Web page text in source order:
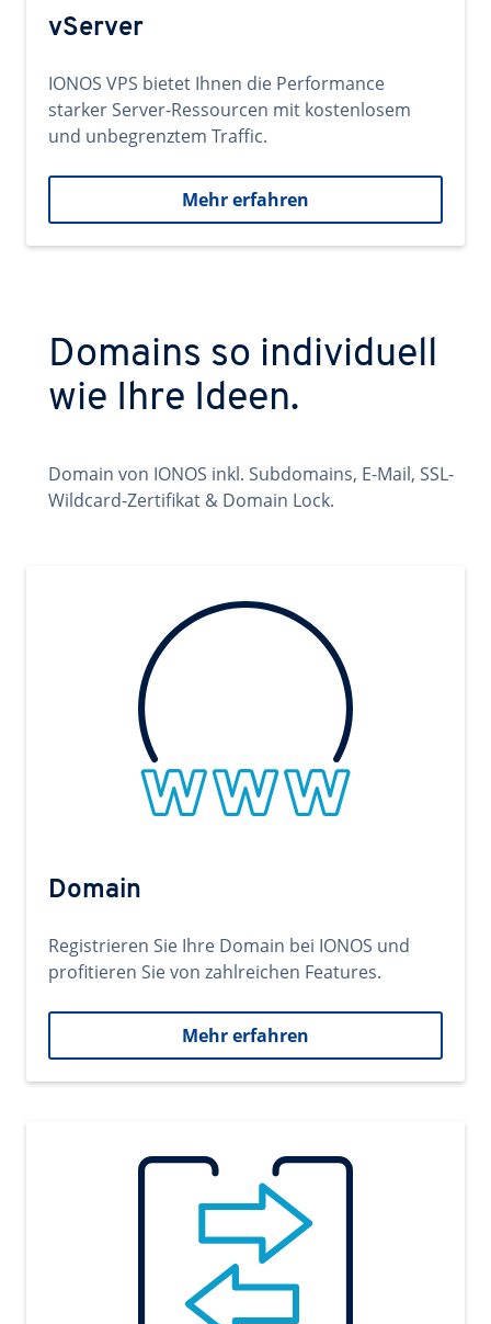
vServer
IONOS VPS bietet Ihnen die Performance
starker Server-Ressourcen mit kostenlosem
und unbegrenztem Traffic.
Mehr erfahren
Domains so individuell
wie Ihre Ideen.
Domain von IONOS inkl. Subdomains, E-Mail, SSL-
Wildcard-Zertifikat & Domain Lock.
Domain
Registrieren Sie Ihre Domain bei IONOS und
profitieren Sie von zahlreichen Features.
Mehr erfahren